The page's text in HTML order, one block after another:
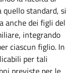
standard, si
anche dei figli del
integrando
ciascun figlio. In
per tali